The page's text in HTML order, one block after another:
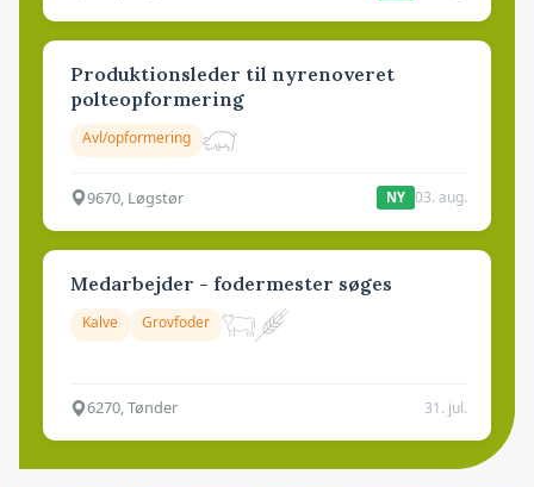
Produktionsleder til nyrenoveret
polteopformering
Avl/opformering
9670, Løgstør NY 03. aug.
Medarbejder - fodermester søges
Kalve Grovfoder
6270, Tønder 31. jul.